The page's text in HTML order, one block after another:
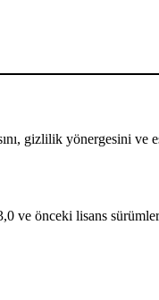
gizlilik yönergesini
önceki lisans